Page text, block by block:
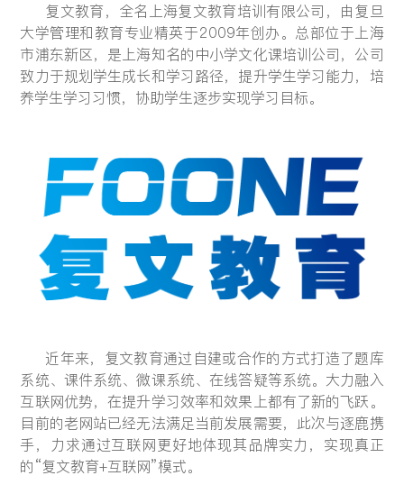
复文教育，全名上海复文教育培训有限公司，由复旦
大学管理和教育专业精英于2009年创办。总部位于上海
市浦东新区，是上海知名的中小学文化课培训公司，公司
致力于规划学生成长和学习路径，提升学生学习能力，培
养学生学习习惯，协助学生逐步实现学习目标。
近年来，复文教育通过自建或合作的方式打造了题库
系统、课件系统、微课系统、在线答疑等系统。大力融入
互联网优势，在提升学习效率和效果上都有了新的飞跃。
目前的老网站已经无法满足当前发展需要，此次与逐鹿携
手，力求通过互联网更好地体现其品牌实力，实现真正
的“复文教育+互联网”模式。
提交